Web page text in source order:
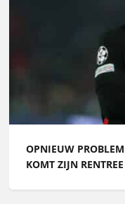
OPNIEUW
KOMT ZIJN